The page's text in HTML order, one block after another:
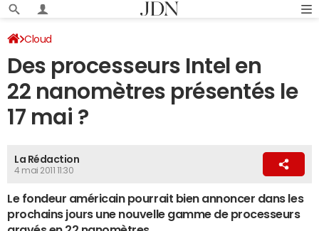
Cloud
Des processeurs Intel en
22 nanomètres présentés le
17 mai ?
La Rédaction
4 mai 2011 11:30
Le fondeur américain pourrait bien annoncer dans les
prochains jours une nouvelle gamme de processeurs